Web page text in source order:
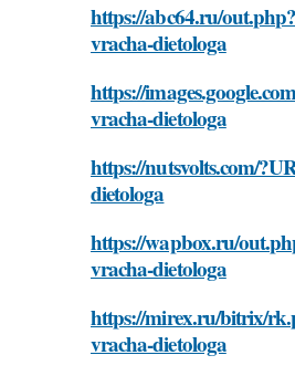
https://abc64.ru/
vracha-dietologa
https://
vracha-dietologa
https://nutsvolts.com/
dietologa
https://wapbox.ru/
vracha-dietologa
https://mirex.ru/bitrix/
vracha-dietologa